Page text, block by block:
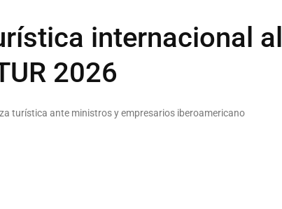
internacional al
2026
turística ante ministros y empresarios iberoamericano